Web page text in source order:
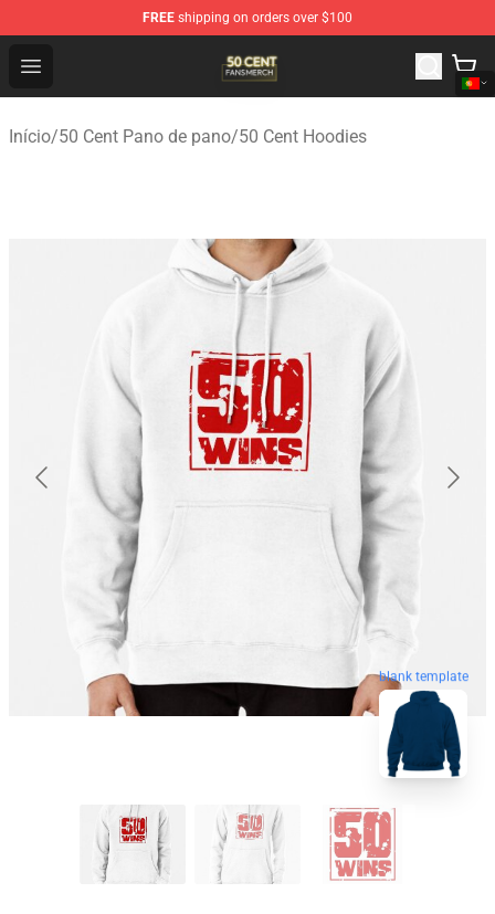
FREE shipping on orders over $100
Open menu
50 Cent Shop - Official 50 Cent Merchandise Store
Início/50 Cent Pano de pano/50 Cent Hoodies
blank template